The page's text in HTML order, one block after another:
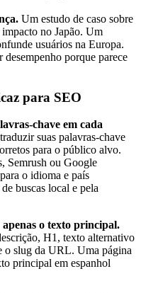
Um estudo de caso sobre
no Japão. Um
usuários na Europa.
porque parece
para SEO
chave em cada
suas palavras-chave
para o público alvo.
Semrush ou Google
o idioma e país
buscas local e pela
o texto principal.
H1, texto alternativo
o slug da URL. Uma página
principal em espanhol